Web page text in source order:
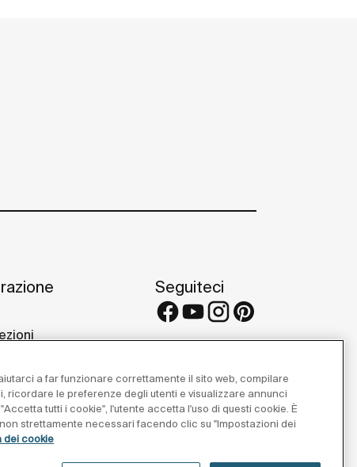
di riferimento
Galleries
Seguiteci
a far funzionare correttamente il sito web, compilare
ricordare le preferenze degli utenti e visualizzare annunci
tutti i cookie", l'utente accetta l'uso di questi cookie. È
strettamente necessari facendo clic su "Impostazioni dei
dei cookie